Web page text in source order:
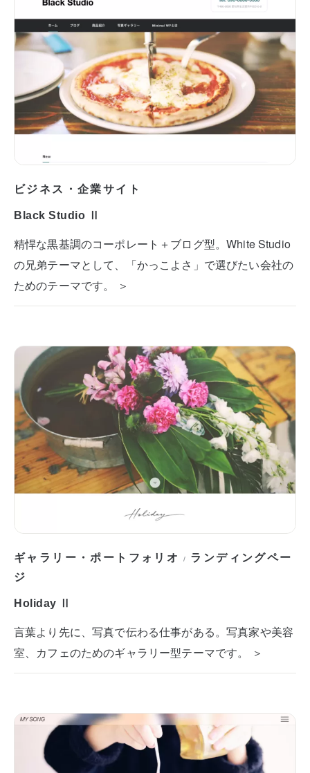
ビジネス・企業サイト
Black Studio Ⅱ
精悍な黒基調のコーポレート＋ブログ型。White Studio
の兄弟テーマとして、「かっこよさ」で選びたい会社の
ためのテーマです。 ＞
ギャラリー・ポートフォリオ / ランディングペー
ジ
Holiday Ⅱ
言葉より先に、写真で伝わる仕事がある。写真家や美容
室、カフェのためのギャラリー型テーマです。 ＞